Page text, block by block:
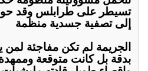
تسيطر على طرابلس وقد
إلى تصفية جسدية منظمة
الجريمة لم تكن مفاجئة لمن
بدقة بل كانت متوقعة